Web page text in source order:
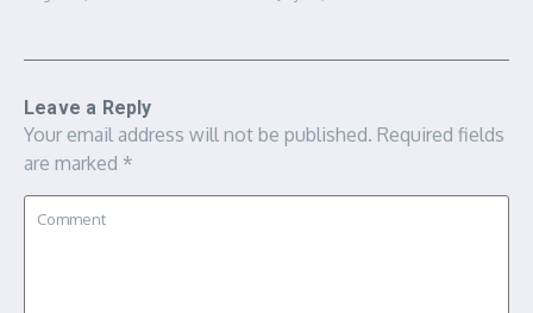
Leave a Reply
Your email address will not be published. Required fields
are marked *